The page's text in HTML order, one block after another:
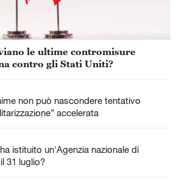
le ultime contromisure
contro gli Stati Uniti?
non può nascondere tentativo
accelerata
istituito un'Agenzia nazionale di
31 luglio?